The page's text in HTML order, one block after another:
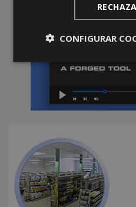
CONFIGURAR